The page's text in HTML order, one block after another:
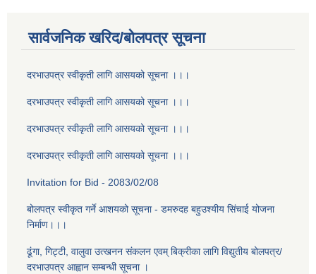
सार्वजनिक खरिद/बोलपत्र सूचना
दरभाउपत्र स्वीकृती लागि आसयको सूचना ।।।
दरभाउपत्र स्वीकृती लागि आसयको सूचना ।।।
दरभाउपत्र स्वीकृती लागि आसयको सूचना ।।।
दरभाउपत्र स्वीकृती लागि आसयको सूचना ।।।
Invitation for Bid - 2083/02/08
बोलपत्र स्वीकृत गर्ने आशयको सूचना - डमरुदह बहुउश्यीय सिंचाई योजना
निर्माण।।।
ढूंगा, गिट्टी, वालुवा उत्खनन संकलन एवम् बिक्रीका लागि विद्युतीय बोलपत्र/
दरभाउपत्र आह्वान सम्बन्धी सूचना ।